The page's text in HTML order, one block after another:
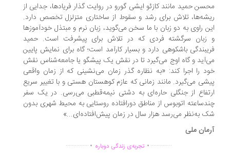
حمید مانند کازئو ایشی گورو در روایت گذار فریادها، جدایی از
تلاش برای رشد و سقوط از ساختاری متزلزل تخصص دارد.
راوی به دو زبان با ما سخن می‌گوید، زبان نرم و مبتذل خودآموزها
سرگشته فردی که در تلاش برای پیشرفت است. حمید
باشکوهی دارد و بسیار کارآمد است؛ گاه برای نمایش پایین
و گاه اوج می‌گیرد تا در نقش یک پیشگو یا جامعه‌شناس نقش
را اجرا کند: «به نظاره‌ گذر زمان می‌نشینی که از زمان واقعی
می‌گیرد. مانند زمانی که عازم کوهستان هستی و با تغییر سریع
از جنگلی حاره‌ای به دشتی نیمه‌قطبی می‌رسی. در یک سفر
اتوبوس از مناطق دورافتاده روستایی به محیط شهری بدون
به‌نظر می‌رسد ‌هزار سال در زمان پیش‌افتاده‌ای...»
ملی
............... .تجربه‌ی زندگی دوباره ...............